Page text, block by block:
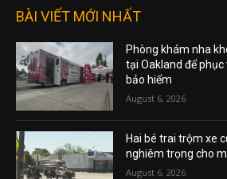
BÀI VIẾT MỚI NHẤT
Phòng khám nha
tại Oakland để
bảo hiểm
August 6, 2026
Hai bé trai trộm xe
nghiêm trọng cho
August 6, 2026